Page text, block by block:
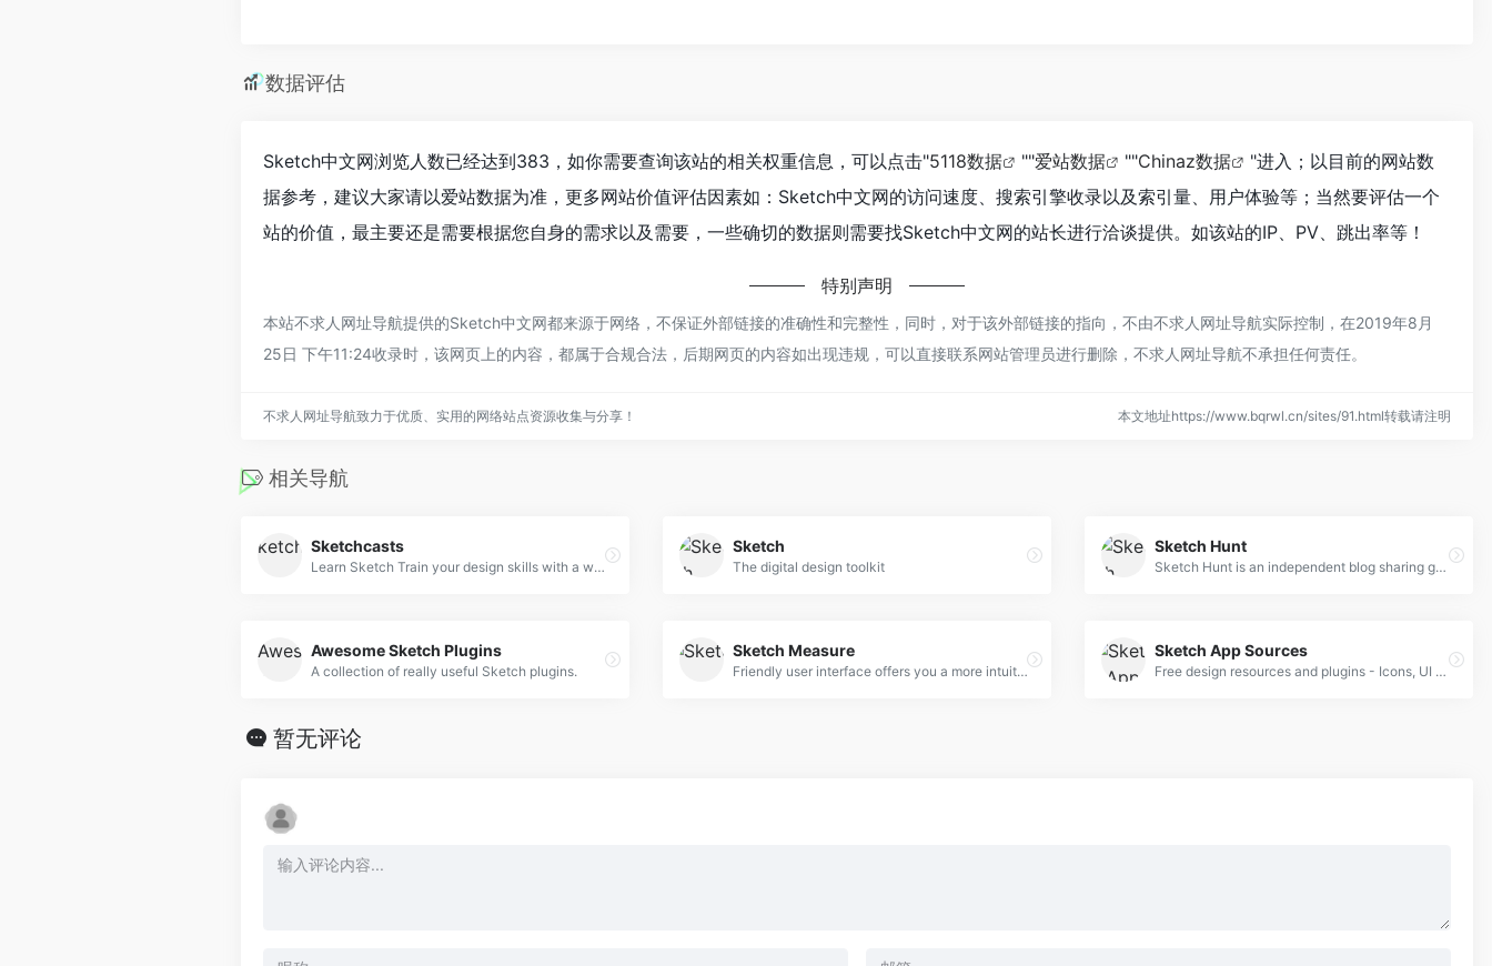
数据评估
Sketch中文网浏览人数已经达到383，如你需要查询该站的相关权重信息，可以点击"5118数据 ""爱站数据 ""Chinaz数据
"进入；以目前的网站数
据参考，建议大家请以爱站数据为准，更多网站价值评估因素如：Sketch中文网的访问速度、搜索引擎收录以及索引量、用户体验等；当然要评估一个
站的价值，最主要还是需要根据您自身的需求以及需要，一些确切的数据则需要找Sketch中文网的站长进行洽谈提供。如该站的IP、PV、跳出率等！
特别声明
本站不求人网址导航提供的Sketch中文网都来源于网络，不保证外部链接的准确性和完整性，同时，对于该外部链接的指向，不由不求人网址导航实际控制，在2019年8月
25日 下午11:24收录时，该网页上的内容，都属于合规合法，后期网页的内容如出现违规，可以直接联系网站管理员进行删除，不求人网址导航不承担任何责任。
不求人网址导航致力于优质、实用的网络站点资源收集与分享！ 本文地址https://www.bqrwl.cn/sites/91.html转载请注明
相关导航
Sketchcasts
Learn Sketch Train your design skills with a weekly video tutorial
Sketch
The digital design toolkit
Sketch Hunt
Sketch Hunt is an independent blog sharing gems in learning, plugins &amp; design tools for fans of Sketch app.
Awesome Sketch Plugins
A collection of really useful Sketch plugins.
Sketch Measure
Friendly user interface offers you a more intuitive way of making marks.
Sketch App Sources
Free design resources and plugins - Icons, UI Kits, Wireframes, iOS, Android Templates for Sketch
暂无评论